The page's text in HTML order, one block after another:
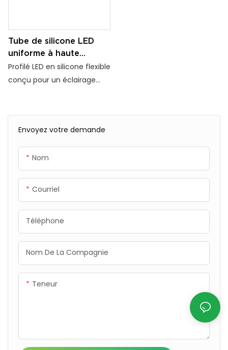
Envoyez votre demande
Nom
Courriel
Téléphone
Nom De La Compagnie
Teneur
Tube de silicone LED
uniforme à haute
performance pour une
utilisation intérieure et
Profilé LED en silicone flexible
conçu pour un éclairage
protection fiable pour les
projets intérieurs et
extérieurs.